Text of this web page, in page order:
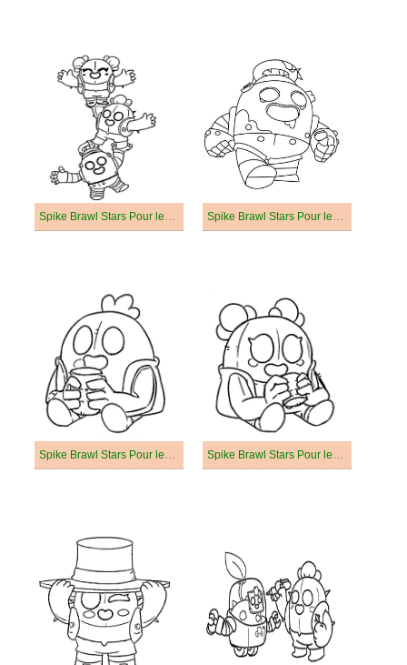
Spike Brawl Stars Pour les Enfants de 2 Ans Spike Brawl Stars Pour les Enfants de 3 Ans
Spike Brawl Stars Pour les Enfants de 4 Ans Spike Brawl Stars Pour les Enfants de 5 Ans